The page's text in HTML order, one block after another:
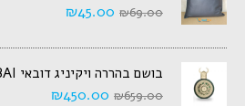
₪69.00
₪45.00
בושם בהררה ויקיניג דובאי VIKING DUBAI
₪659.00
₪450.00